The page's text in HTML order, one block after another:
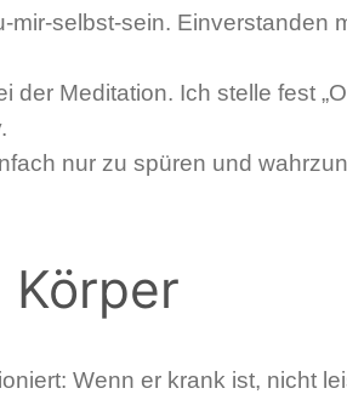
selbst-sein. Einverstanden
Meditation. Ich stelle fest
nur zu spüren und
Wenn er krank ist, nicht